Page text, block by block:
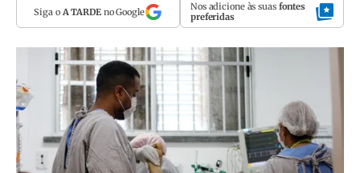
Siga o A TARDEno Google Nos adicione às suas fontes
preferidas